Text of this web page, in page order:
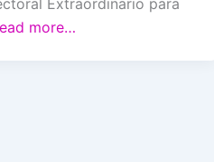
Extraordinario para
more…